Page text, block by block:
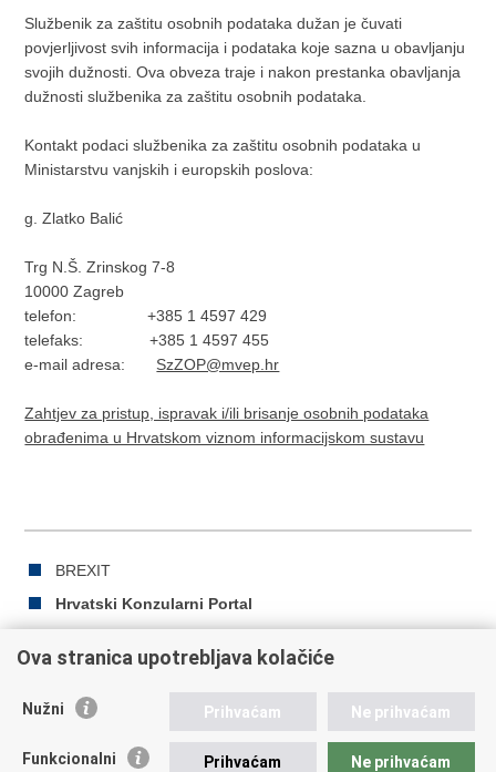
Službenik za zaštitu osobnih podataka dužan je čuvati
povjerljivost svih informacija i podataka koje sazna u obavljanju
svojih dužnosti. Ova obveza traje i nakon prestanka obavljanja
dužnosti službenika za zaštitu osobnih podataka.
Kontakt podaci službenika za zaštitu osobnih podataka u
Ministarstvu vanjskih i europskih poslova:
g. Zlatko Balić
Trg N.Š. Zrinskog 7-8
10000 Zagreb
telefon: +385 1 4597 429
telefaks: +385 1 4597 455
e-mail adresa: SzZOP@mvep.hr
Zahtjev za pristup, ispravak i/ili brisanje osobnih podataka
obrađenima u Hrvatskom viznom informacijskom sustavu
BREXIT
Hrvatski Konzularni Portal
Ispiši
Podijeli
Facebooku
Twitteru
Republika Hrvatska
Ova stranica upotrebljava kolačiće
Nužni Prihvaćam Ne prihvaćam
Funkcionalni Prihvaćam Ne prihvaćam